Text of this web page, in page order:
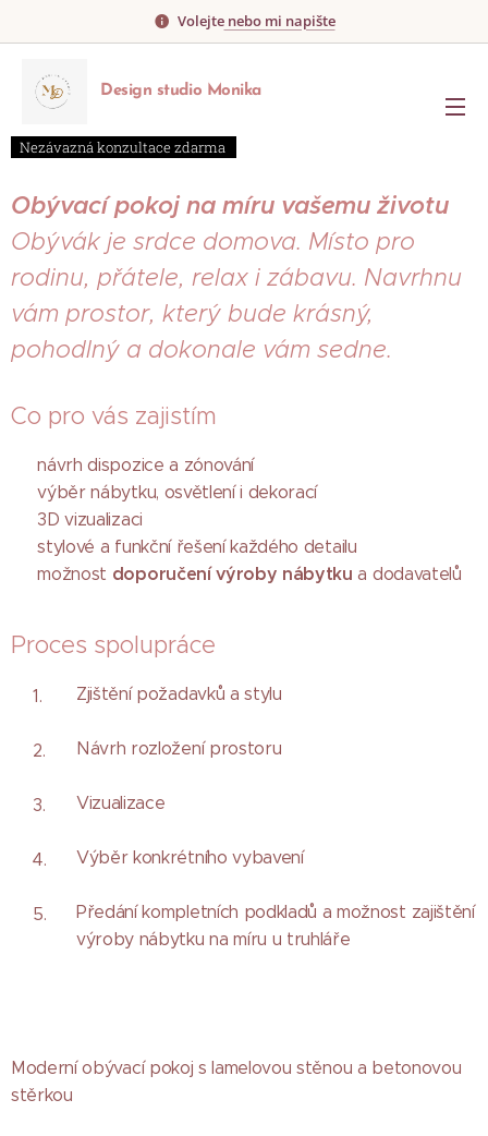
Volejtenebo mi napište
Design studio Monika
Nezávazná konzultace zdarma
Obývací pokoj na míru vašemu životu
Obývák je srdce domova. Místo pro
rodinu, přátele, relax i zábavu. Navrhnu
vám prostor, který bude krásný,
pohodlný a dokonale vám sedne.
Co pro vás zajistím
✔ návrh dispozice a zónování
✔ výběr nábytku, osvětlení i dekorací
✔ 3D vizualizaci
✔ stylové a funkční řešení každého detailu
✔ možnost doporučení výroby nábytku a dodavatelů
Proces spolupráce
Zjištění požadavků a stylu
Návrh rozložení prostoru
Vizualizace
Výběr konkrétního vybavení
Předání kompletních podkladů a možnost zajištění
výroby nábytku na míru u truhláře
Moderní obývací pokoj s lamelovou stěnou a betonovou
stěrkou